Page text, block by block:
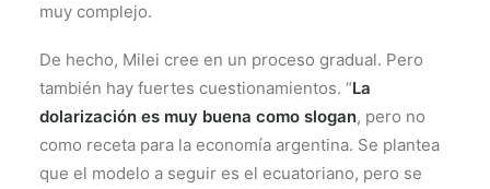
muy complejo.
De hecho, Milei cree en un proceso gradual. Pero
también hay fuertes cuestionamientos. “La
dolarización es muy buena como slogan, pero no
como receta para la economía argentina. Se plantea
que el modelo a seguir es el ecuatoriano, pero se